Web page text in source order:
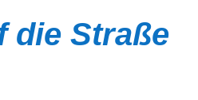
die Straße